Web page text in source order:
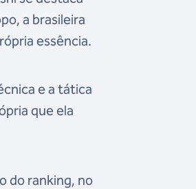
a brasileira
essência.
e a tática
que ela
do ranking, no